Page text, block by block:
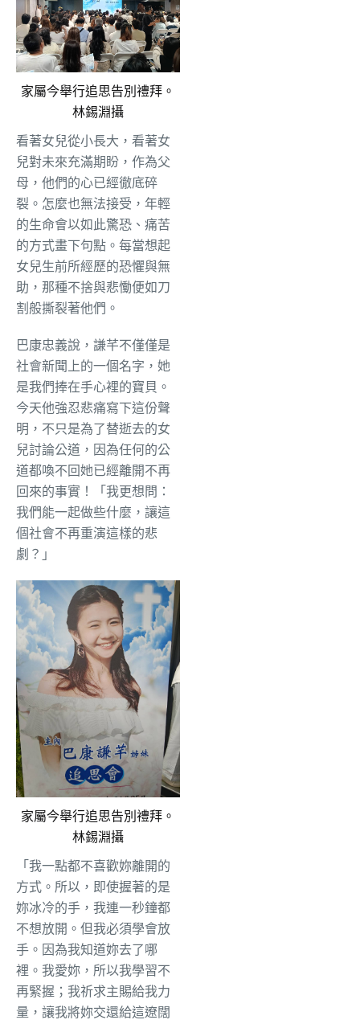
家屬今舉行追思告別禮拜。
林錫淵攝
看著女兒從小長大，看著女
兒對未來充滿期盼，作為父
母，他們的心已經徹底碎
裂。怎麼也無法接受，年輕
的生命會以如此驚恐、痛苦
的方式畫下句點。每當想起
女兒生前所經歷的恐懼與無
助，那種不捨與悲慟便如刀
割般撕裂著他們。
巴康忠義說，謙芊不僅僅是
社會新聞上的一個名字，她
是我們捧在手心裡的寶貝。
今天他強忍悲痛寫下這份聲
明，不只是為了替逝去的女
兒討論公道，因為任何的公
道都喚不回她已經離開不再
回來的事實！「我更想問：
我們能一起做些什麼，讓這
個社會不再重演這樣的悲
劇？」
家屬今舉行追思告別禮拜。
林錫淵攝
「我一點都不喜歡妳離開的
方式。所以，即使握著的是
妳冰冷的手，我連一秒鐘都
不想放開。但我必須學會放
手。因為我知道妳去了哪
裡。我愛妳，所以我學習不
再緊握；我祈求主賜給我力
量，讓我將妳交還給這遼闊